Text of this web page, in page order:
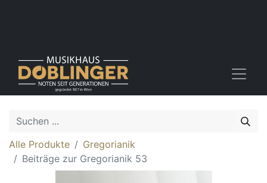
Alle Produkte
Gregorianik
Beiträge zur Gregorianik 53